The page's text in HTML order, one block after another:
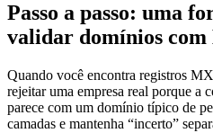
Passo a passo: uma
validar domínios com
Quando você encontra registros
rejeitar uma empresa real porque a
parece com um domínio típico de
camadas e mantenha “incerto”